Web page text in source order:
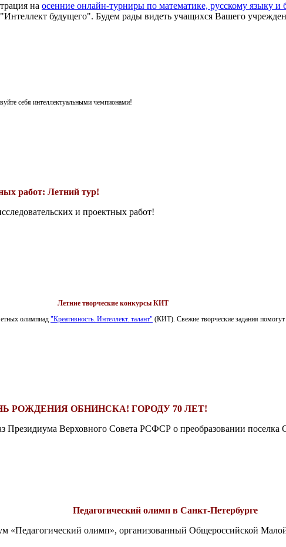
на осенние онлайн-турниры по математике, русскому языку и
будущего". Будем рады видеть учащихся Вашего
себя интеллектуальными чемпионами!
работ: Летний тур!
и проектных работ!
Летние творческие конкурсы КИТ
олимпиад "Креативность. Интеллект. талант" (КИТ). Свежие творческие задания помогут
РОЖДЕНИЯ ОБНИНСКА! ГОРОДУ 70 ЛЕТ!
Президиума Верховного Совета РСФСР о преобразовании поселка
Педагогический олимп в Санкт-Петербурге
«Педагогический олимп», организованный Общероссийской